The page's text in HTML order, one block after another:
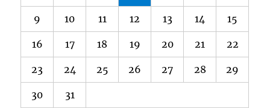
9 10 11 12 13 14 15
16 17 18 19 20 21 22
23 24 25 26 27 28 29
30 31